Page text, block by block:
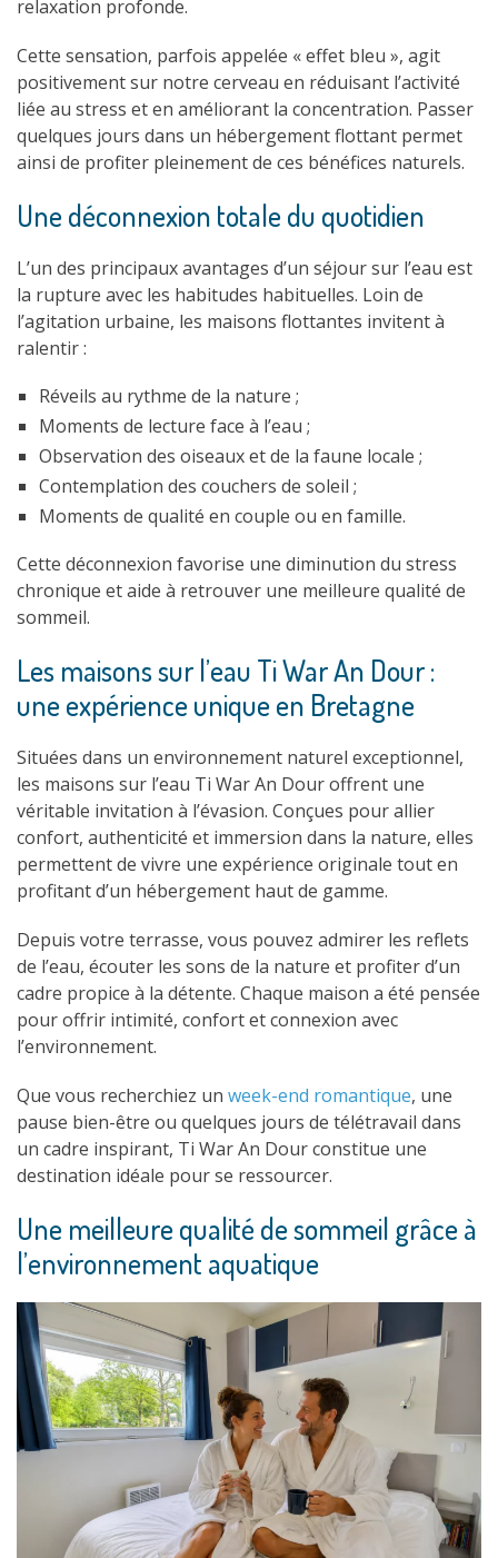
relaxation profonde.
Cette sensation, parfois appelée « effet bleu », agit
positivement sur notre cerveau en réduisant l’activité
liée au stress et en améliorant la concentration. Passer
quelques jours dans un hébergement flottant permet
ainsi de profiter pleinement de ces bénéfices naturels.
Une déconnexion totale du quotidien
L’un des principaux avantages d’un séjour sur l’eau est
la rupture avec les habitudes habituelles. Loin de
l’agitation urbaine, les maisons flottantes invitent à
ralentir :
Réveils au rythme de la nature ;
Moments de lecture face à l’eau ;
Observation des oiseaux et de la faune locale ;
Contemplation des couchers de soleil ;
Moments de qualité en couple ou en famille.
Cette déconnexion favorise une diminution du stress
chronique et aide à retrouver une meilleure qualité de
sommeil.
Les maisons sur l’eau Ti War An Dour :
une expérience unique en Bretagne
Situées dans un environnement naturel exceptionnel,
les maisons sur l’eau Ti War An Dour offrent une
véritable invitation à l’évasion. Conçues pour allier
confort, authenticité et immersion dans la nature, elles
permettent de vivre une expérience originale tout en
profitant d’un hébergement haut de gamme.
Depuis votre terrasse, vous pouvez admirer les reflets
de l’eau, écouter les sons de la nature et profiter d’un
cadre propice à la détente. Chaque maison a été pensée
pour offrir intimité, confort et connexion avec
l’environnement.
Que vous recherchiez un week-end romantique, une
pause bien-être ou quelques jours de télétravail dans
un cadre inspirant, Ti War An Dour constitue une
destination idéale pour se ressourcer.
Une meilleure qualité de sommeil grâce à
l’environnement aquatique